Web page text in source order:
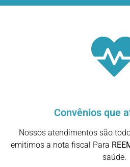
Convênios que
Nossos atendimentos são
emitimos a nota fiscal Para
saúde.